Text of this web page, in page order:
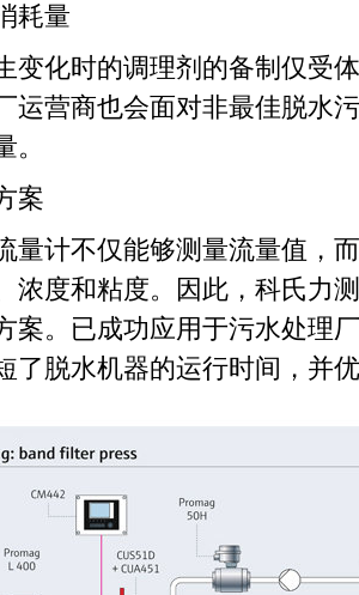
耗量
变化时的调理剂的备制仅受
运营商也会面对非最佳脱水
案
量计不仅能够测量流量值，
浓度和粘度。因此，科氏力
案。已成功应用于污水处理
了脱水机器的运行时间，并